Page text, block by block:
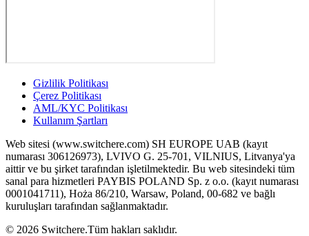
Gizlilik Politikası
Çerez Politikası
AML/KYC Politikası
Kullanım Şartları
Web sitesi (www.switchere.com) SH EUROPE UAB (kayıt
numarası 306126973), LVIVO G. 25-701, VILNIUS, Litvanya'ya
aittir ve bu şirket tarafından işletilmektedir. Bu web sitesindeki tüm
sanal para hizmetleri PAYBIS POLAND Sp. z o.o. (kayıt numarası
0001041711), Hoża 86/210, Warsaw, Poland, 00-682 ve bağlı
kuruluşları tarafından sağlanmaktadır.
© 2026 Switchere.Tüm hakları saklıdır.